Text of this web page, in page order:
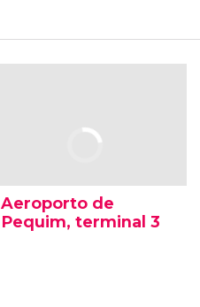
Aeroporto de
Pequim, terminal 3